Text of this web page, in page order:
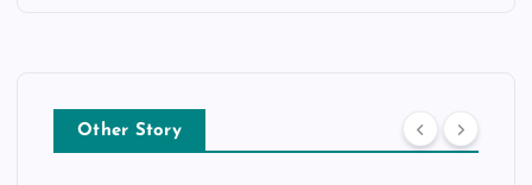
Other Story